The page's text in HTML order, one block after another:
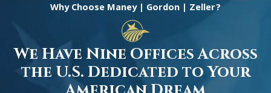
Why Choose Maney | Gordon | Zeller?
We Have Nine Offices Across
the U.S. Dedicated to Your